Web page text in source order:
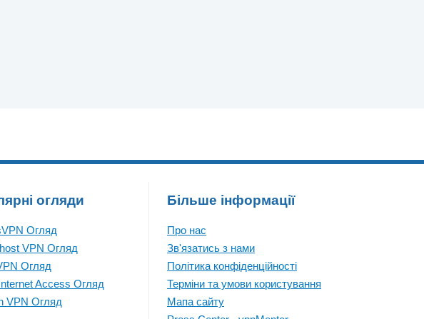
огляди
Огляд
VPN Огляд
Огляд
Access Огляд
VPN Огляд
Більше інформації
Про нас
Зв'язатись з нами
Політика конфіденційності
Терміни та умови користування
Мапа сайту